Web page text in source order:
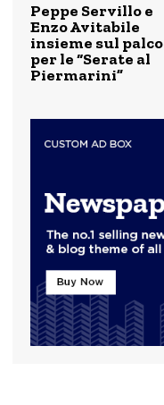
Peppe Servillo e
Enzo Avitabile
insieme sul palco
per le “Serate al
Piermarini”